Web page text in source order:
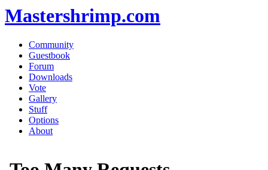
Mastershrimp.com
Community
Guestbook
Forum
Downloads
Vote
Gallery
Stuff
Options
About